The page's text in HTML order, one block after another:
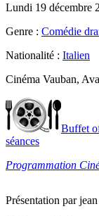
Lundi 19 décembre
Genre : Comédie
Nationalité : Italien
Cinéma Vauban,
Buffet
séances
Programmation
Présentation par